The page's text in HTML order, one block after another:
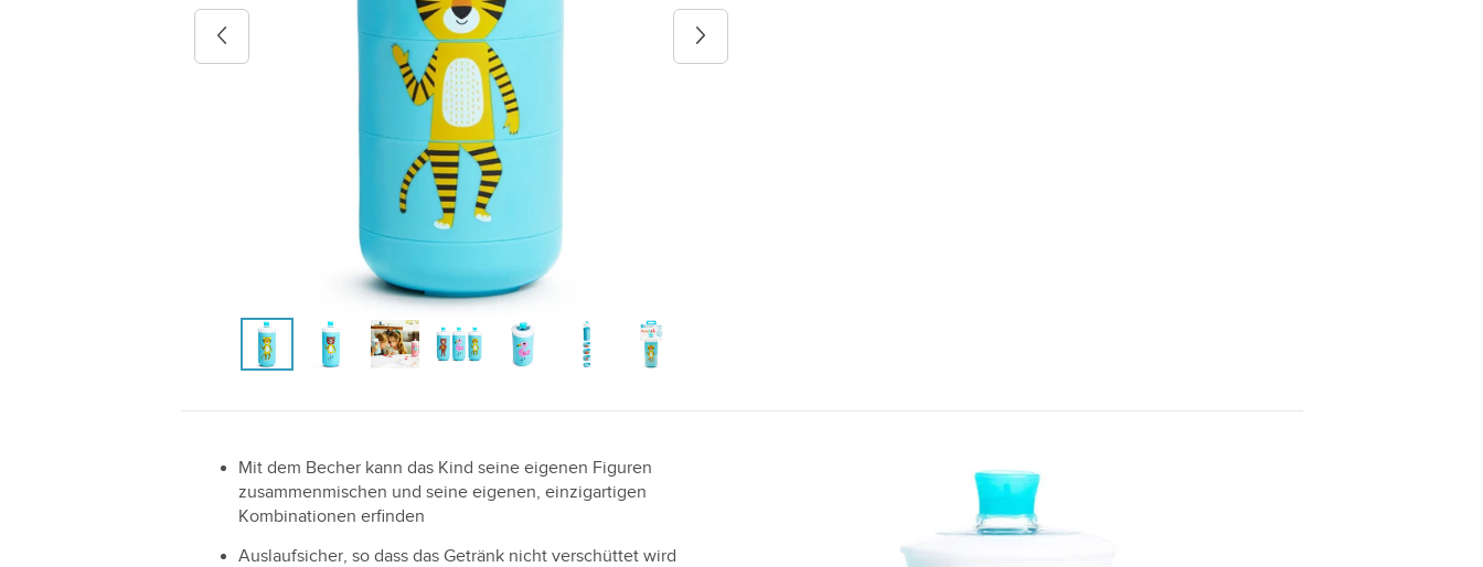
Previous image Next image
Mit dem Becher kann das Kind seine eigenen Figuren
zusammenmischen und seine eigenen, einzigartigen
Kombinationen erfinden
Auslaufsicher, so dass das Getränk nicht verschüttet wird